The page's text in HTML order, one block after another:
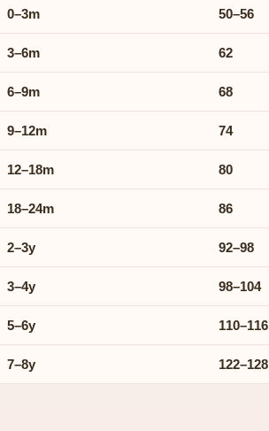
0–3m 50–56
3–6m 62
6–9m 68
9–12m 74
12–18m 80
18–24m 86
2–3y 92–98
3–4y 98–104
5–6y 110–116
7–8y 122–128